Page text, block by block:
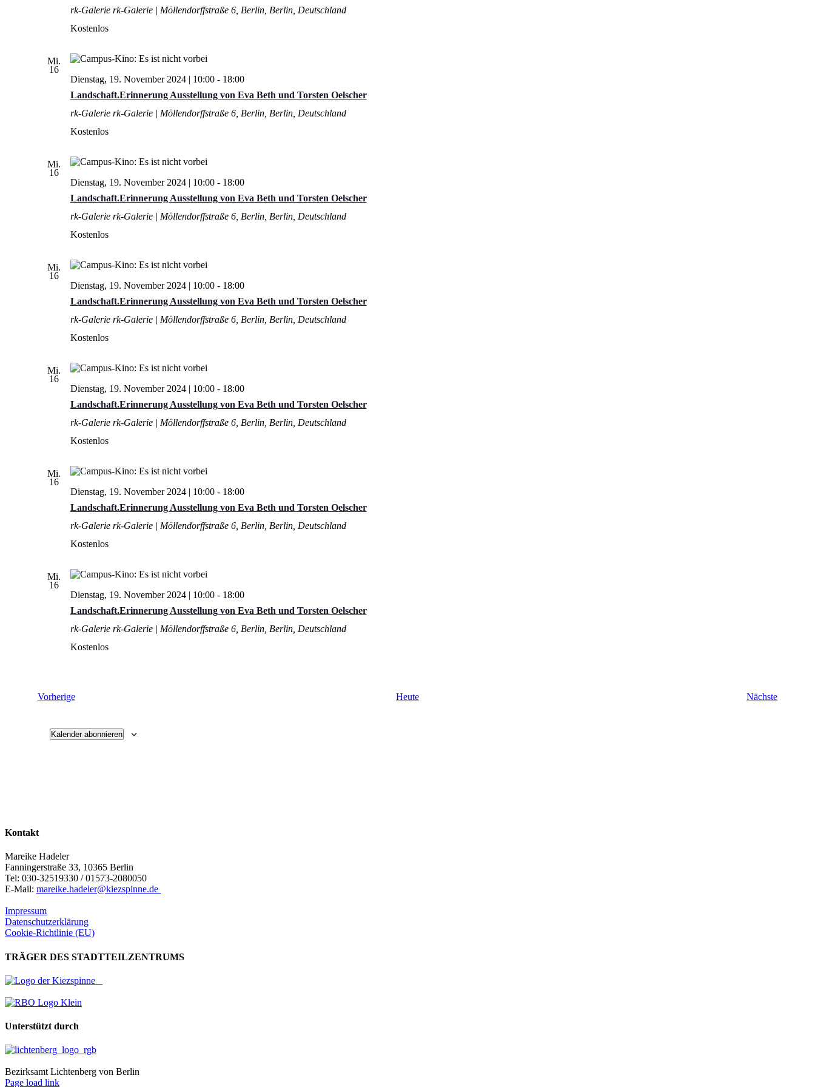
rk-Galerie rk-Galerie | Möllendorffstraße 6, Berlin, Berlin, Deutschland
Kostenlos
Mi.
16
Landschaft.Erinnerung Ausstellung von Eva Beth und Torsten Oelscher
Dienstag, 19. November 2024 | 10:00- 18:00
rk-Galerie rk-Galerie | Möllendorffstraße 6, Berlin, Berlin, Deutschland
Kostenlos
Mi.
16
Landschaft.Erinnerung Ausstellung von Eva Beth und Torsten Oelscher
Dienstag, 19. November 2024 | 10:00- 18:00
rk-Galerie rk-Galerie | Möllendorffstraße 6, Berlin, Berlin, Deutschland
Kostenlos
Mi.
16
Landschaft.Erinnerung Ausstellung von Eva Beth und Torsten Oelscher
Dienstag, 19. November 2024 | 10:00- 18:00
rk-Galerie rk-Galerie | Möllendorffstraße 6, Berlin, Berlin, Deutschland
Kostenlos
Mi.
16
Landschaft.Erinnerung Ausstellung von Eva Beth und Torsten Oelscher
Dienstag, 19. November 2024 | 10:00- 18:00
rk-Galerie rk-Galerie | Möllendorffstraße 6, Berlin, Berlin, Deutschland
Kostenlos
Mi.
16
Landschaft.Erinnerung Ausstellung von Eva Beth und Torsten Oelscher
Dienstag, 19. November 2024 | 10:00- 18:00
rk-Galerie rk-Galerie | Möllendorffstraße 6, Berlin, Berlin, Deutschland
Kostenlos
Mi.
16
Landschaft.Erinnerung Ausstellung von Eva Beth und Torsten Oelscher
Dienstag, 19. November 2024 | 10:00- 18:00
rk-Galerie rk-Galerie | Möllendorffstraße 6, Berlin, Berlin, Deutschland
Kostenlos
VorherigeVeranstaltungen Heute Nächste
Kalender abonnieren
Kontakt
Mareike Hadeler
Fanningerstraße 33, 10365 Berlin
Tel: 030-32519330 / 01573-2080050
E-Mail: mareike.hadeler@kiezspinne.de
Impressum
Datenschutzerklärung
Cookie-Richtlinie (EU)
TRÄGER DES STADTTEILZENTRUMS
Unterstützt durch
Bezirksamt Lichtenberg von Berlin
Page load link